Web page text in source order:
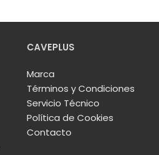
CAVEPLUS
Marca
Términos y Condiciones
Servicio Técnico
Política de Cookies
Contacto